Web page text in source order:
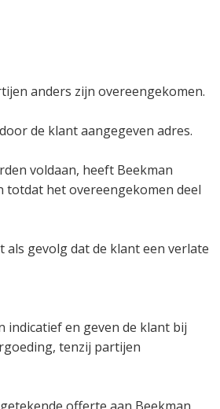
anders zijn overeengekomen.
de klant aangegeven adres.
voldaan, heeft Beekman
het overeengekomen deel
als gevolg dat de klant een verlate
indicatief en geven de klant bij
tenzij partijen